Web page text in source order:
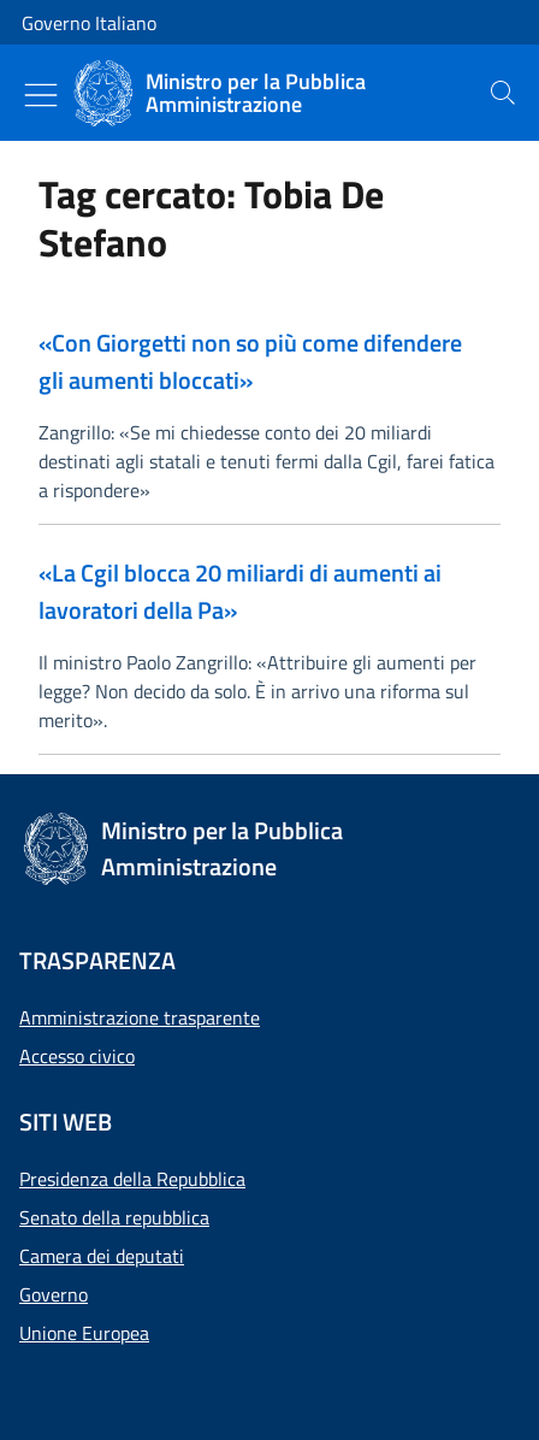
Vai al contenuto
Vai alla navigazione del sito
Governo Italiano
Ministro per la Pubblica
Amministrazione Cerca
Tag cercato: Tobia De
Stefano
«Con Giorgetti non so più come difendere
gli aumenti bloccati»
Zangrillo: «Se mi chiedesse conto dei 20 miliardi
destinati agli statali e tenuti fermi dalla Cgil, farei fatica
a rispondere»
«La Cgil blocca 20 miliardi di aumenti ai
lavoratori della Pa»
Il ministro Paolo Zangrillo: «Attribuire gli aumenti per
legge? Non decido da solo. È in arrivo una riforma sul
merito».
Ministro per la Pubblica
Amministrazione
TRASPARENZA
Amministrazione trasparente
Accesso civico
SITI WEB
Presidenza della Repubblica
Senato della repubblica
Camera dei deputati
Governo
Unione Europea